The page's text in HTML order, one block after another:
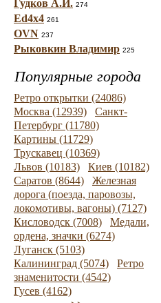
Гудков А.И. 274
Ed4x4 261
OVN 237
Рыковкин Владимир 225
Популярные города
Ретро открытки (24086)
Москва (12939)
Санкт-
Петербург (11780)
Картины (11729)
Трускавец (10369)
Львов (10183)
Киев (10182)
Саратов (8644)
Железная
дорога (поезда, паровозы,
локомотивы, вагоны) (7127)
Кисловодск (7008)
Медали,
ордена, значки (6274)
Луганск (5103)
Калининград (5074)
Ретро
знаменитости (4542)
Гусев (4162)